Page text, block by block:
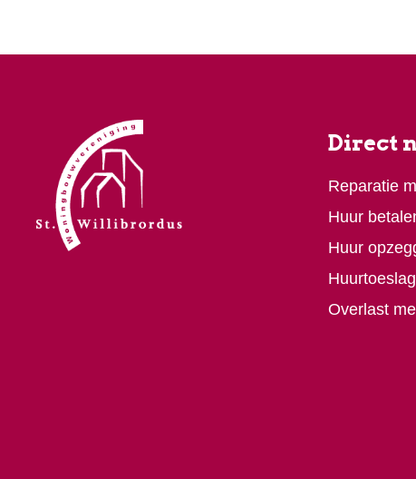
Direct
Reparatie
Huur
Huur
Huurtoeslag
Overlast